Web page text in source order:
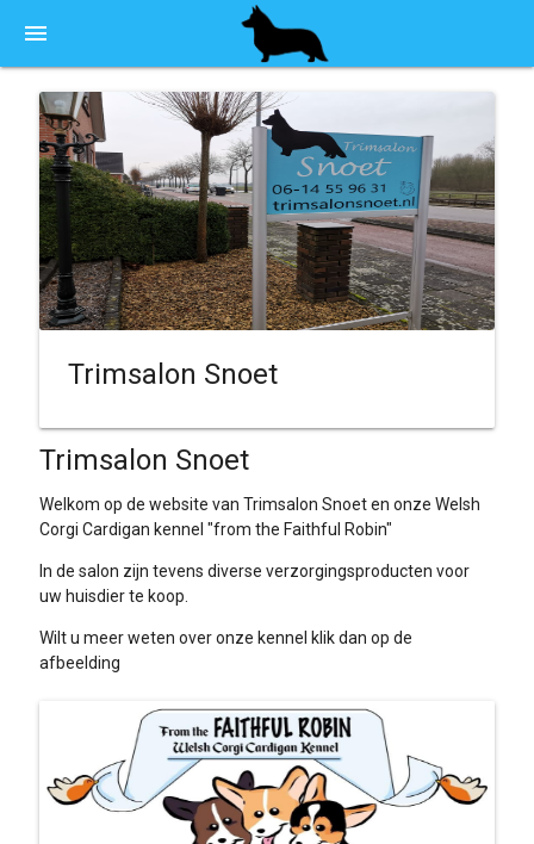
menu
Trimsalon Snoet
Trimsalon Snoet
Welkom op de website van Trimsalon Snoet en onze Welsh
Corgi Cardigan kennel "from the Faithful Robin"
In de salon zijn tevens diverse verzorgingsproducten voor
uw huisdier te koop.
Wilt u meer weten over onze kennel klik dan op de
afbeelding